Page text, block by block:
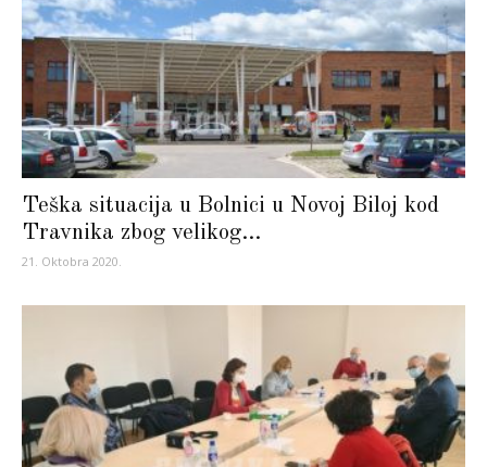
Teška situacija u Bolnici u Novoj Biloj kod
Travnika zbog velikog...
21. Oktobra 2020.